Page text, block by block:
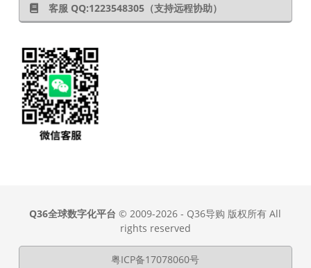
客服 QQ:1223548305（支持远程协助）
Q36全球数字化平台 © 2009-2026 - Q36导购 版权所有 All
rights reserved
粤ICP备17078060号